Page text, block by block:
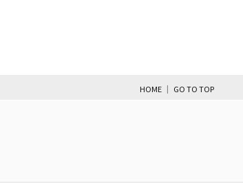
HOME | GO TO TOP